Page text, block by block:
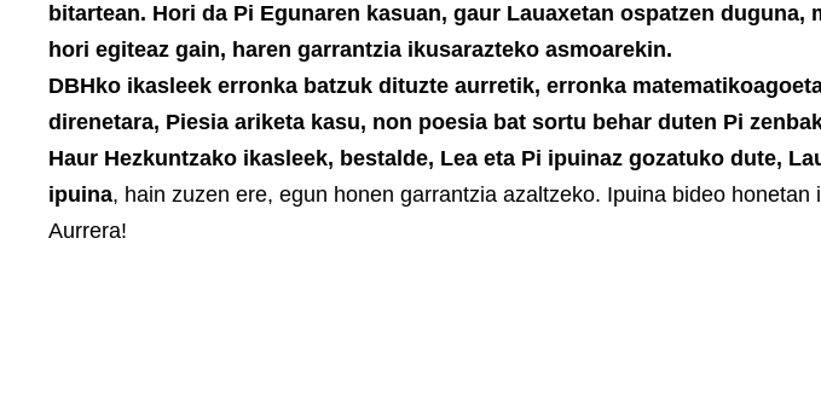
bitartean. Hori da Pi Egunaren kasuan, gaur Lauaxetan ospatzen duguna,
hori egiteaz gain, haren garrantzia ikusarazteko asmoarekin.
DBHko ikasleek erronka batzuk dituzte aurretik, erronka
direnetara, Piesia ariketa kasu, non poesia bat sortu behar duten Pi
Haur Hezkuntzako ikasleek, bestalde, Lea eta Pi ipuinaz gozatuko dute,
ipuina, hain zuzen ere, egun honen garrantzia azaltzeko. Ipuina bideo honetan
Aurrera!